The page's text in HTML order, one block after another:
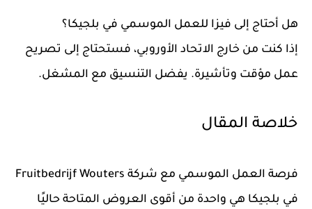
هل أحتاج إلى فيزا للعمل الموسمي في بلجيكا؟
إذا كنت من خارج الاتحاد الأوروبي، فستحتاج إلى تصريح
عمل مؤقت وتأشيرة. يفضل التنسيق مع المشغل.
خلاصة المقال
فرصة العمل الموسمي مع شركة Fruitbedrijf Wouters
في بلجيكا هي واحدة من أقوى العروض المتاحة حاليًا